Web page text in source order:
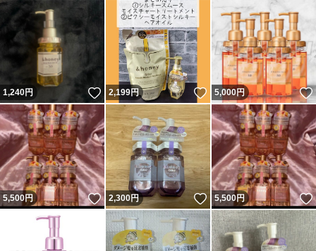
1,240円 いいね！
2,199円 いいね！
5,000円
5,500円 いいね！
2,300円 いいね！
5,500円